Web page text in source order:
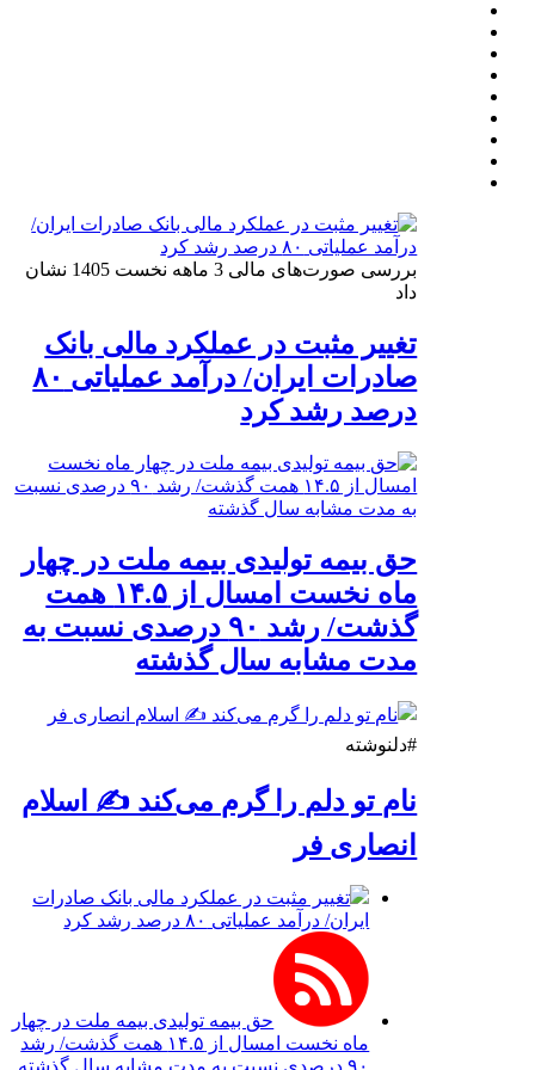
بررسی صورت‌های مالی 3 ماهه نخست 1405 نشان
داد
تغییر مثبت در عملکرد مالی بانک
صادرات ایران/ درآمد عملیاتی ۸۰
درصد رشد کرد
حق بیمه تولیدی بیمه ملت در چهار
ماه نخست امسال از ۱۴.۵ همت
گذشت/ رشد ۹۰ درصدی نسبت به
مدت مشابه سال گذشته
#دلنوشته
نام تو دلم را گرم می‌کند ✍️ اسلام
انصاری فر
تغییر مثبت در عملکرد مالی بانک صادرات
ایران/ درآمد عملیاتی ۸۰ درصد رشد کرد
حق بیمه تولیدی بیمه ملت در چهار
ماه نخست امسال از ۱۴.۵ همت گذشت/ رشد